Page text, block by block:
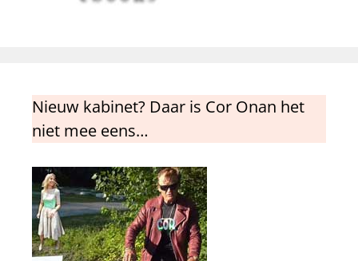
Nieuw kabinet? Daar is Cor Onan het
niet mee eens…